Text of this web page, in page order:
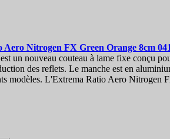
Aero Nitrogen FX Green Orange 8cm
un nouveau couteau à lame fixe conçu
des reflets. Le manche est en
modèles. L'Extrema Ratio Aero Nitrogen